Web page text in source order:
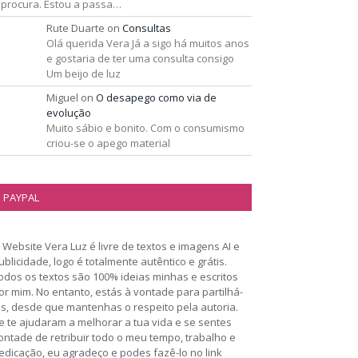
Estou a passa…
Rute Duarte on Consultas
Olá querida Vera Já a sigo há muitos anos
e gostaria de ter uma consulta consigo
Um beijo de luz
Miguel on O desapego como via de
evolução
Muito sábio e bonito. Com o consumismo
criou-se o apego material
PAYPAL
Website Vera Luz é livre de textos e imagens AI e
logo é totalmente autêntico e grátis.
os textos são 100% ideias minhas e escritos
mim. No entanto, estás à vontade para partilhá-
desde que mantenhas o respeito pela autoria.
te ajudaram a melhorar a tua vida e se sentes
de retribuir todo o meu tempo, trabalho e
eu agradeço e podes fazê-lo no link